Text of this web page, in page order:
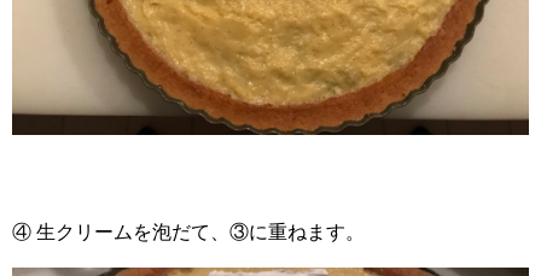
④ 生クリームを泡だて、③に重ねます。